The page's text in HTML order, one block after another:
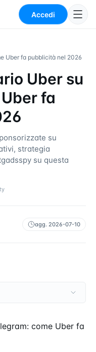
Accedi
Uber fa pubblicità nel 2026
Uber su
fa
su
strategia
su questa
agg. 2026-07-10
come Uber fa